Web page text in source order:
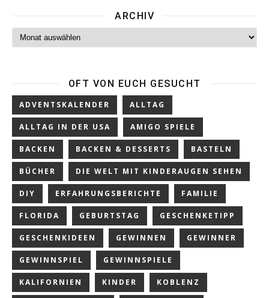
ARCHIV
Archiv
OFT VON EUCH GESUCHT
ADVENTSKALENDER ALLTAG
ALLTAG IN DER USA AMIGO SPIELE
BACKEN BACKEN & DESSERTS BASTELN
BÜCHER DIE WELT MIT KINDERAUGEN SEHEN
DIY ERFAHRUNGSBERICHTE FAMILIE
FLORIDA GEBURTSTAG GESCHENKETIPP
GESCHENKIDEEN GEWINNEN GEWINNER
GEWINNSPIEL GEWINNSPIELE
KALIFORNIEN KINDER KOBLENZ